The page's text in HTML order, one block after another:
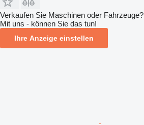
Verkaufen Sie Maschinen oder Fahrzeuge?
Mit uns - können Sie das tun!
Ihre Anzeige einstellen